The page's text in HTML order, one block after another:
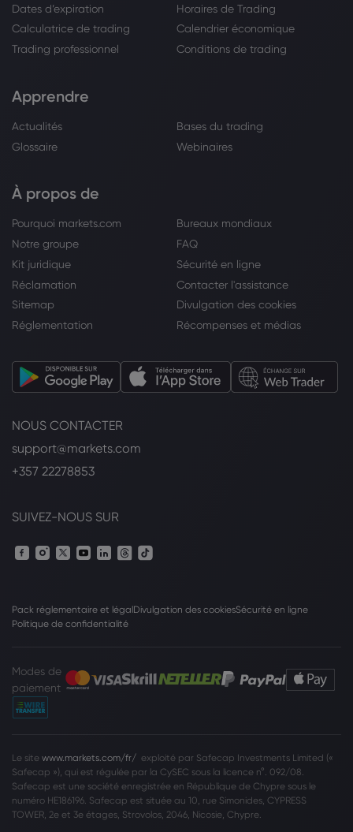
Dates d’expiration
Horaires de Trading
Calculatrice de trading
Calendrier économique
Trading professionnel
Conditions de trading
Apprendre
Actualités
Bases du trading
Glossaire
Webinaires
À propos de
Pourquoi markets.com
Bureaux mondiaux
Notre groupe
FAQ
Kit juridique
Sécurité en ligne
Réclamation
Contacter l'assistance
Sitemap
Divulgation des cookies
Réglementation
Récompenses et médias
NOUS CONTACTER
support@markets.com
+357 22278853
SUIVEZ-NOUS SUR
Pack réglementaire et légalDivulgation des cookiesSécurité en ligne
Politique de confidentialité
Modes de
paiement
Le site www.markets.com/fr/ exploité par Safecap Investments Limited («
Safecap »), qui est régulée par la CySEC sous la licence n°. 092/08.
Safecap est une société enregistrée en République de Chypre sous le
numéro HE186196. Safecap est située au 10, rue Simonides, CYPRESS
TOWER, 2e et 3e étages, Strovolos, 2046, Nicosie, Chypre.